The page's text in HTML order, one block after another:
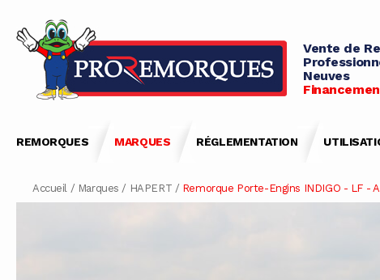
Vente de
Neuves
REMORQUES MARQUES RÉGLEMENTATION
Accueil / Marques / HAPERT / Remorque Porte-Engins INDIGO - LF -